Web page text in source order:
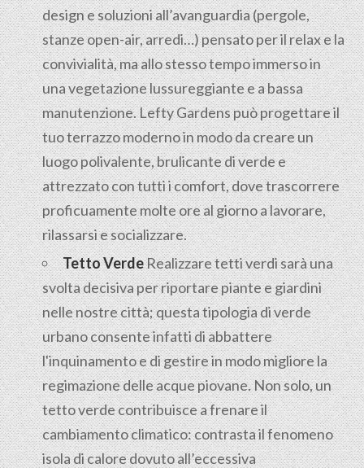
design e soluzioni all’avanguardia (pergole,
stanze open-air, arredi…) pensato per il relax e la
convivialità, ma allo stesso tempo immerso in
una vegetazione lussureggiante e a bassa
manutenzione. Lefty Gardens può progettare il
tuo terrazzo moderno in modo da creare un
luogo polivalente, brulicante di verde e
attrezzato con tutti i comfort, dove trascorrere
proficuamente molte ore al giorno a lavorare,
rilassarsi e socializzare.
Tetto VerdeRealizzare tetti verdi sarà una
svolta decisiva per riportare piante e giardini
nelle nostre città; questa tipologia di verde
urbano consente infatti di abbattere
l'inquinamento e di gestire in modo migliore la
regimazione delle acque piovane. Non solo, un
tetto verde contribuisce a frenare il
cambiamento climatico: contrasta il fenomeno
isola di calore dovuto all’eccessiva